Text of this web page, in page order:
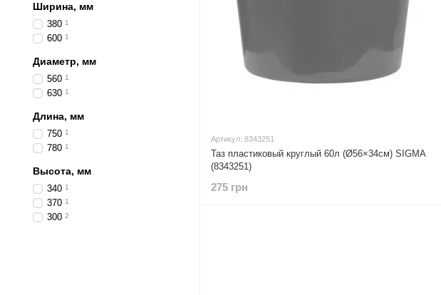
Артикул: 8343251
Таз пластиковый круглый 60л (Ø56×34см) SIGMA
(8343251)
275 грн
Ширина, мм
380 1
600 1
Диаметр, мм
560 1
630 1
Длина, мм
750 1
780 1
Высота, мм
340 1
370 1
300 2